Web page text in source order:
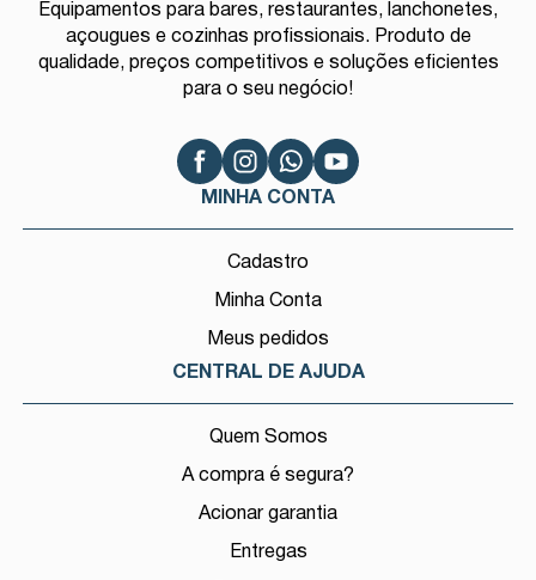
Equipamentos para bares, restaurantes, lanchonetes,
açougues e cozinhas profissionais. Produto de
qualidade, preços competitivos e soluções eficientes
para o seu negócio!
MINHA CONTA
Cadastro
Minha Conta
Meus pedidos
CENTRAL DE AJUDA
Quem Somos
A compra é segura?
Acionar garantia
Entregas